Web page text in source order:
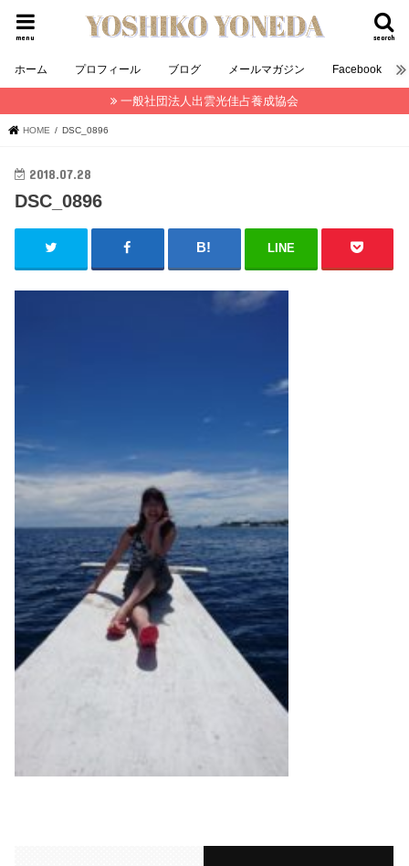
search
menu
ホーム プロフィール ブログ メールマガジン Facebook
一般社団法人出雲光佳占養成協会
HOME DSC_0896
2018.07.28
DSC_0896
LINE